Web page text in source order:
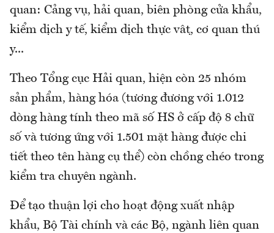
quan: Cảng vụ, hải quan, biên phòng cửa khẩu,
kiểm dịch y tế, kiểm dịch thực vật, cơ quan thú
y...
Theo Tổng cục Hải quan, hiện còn 25 nhóm
sản phẩm, hàng hóa (tương đương với 1.012
dòng hàng tính theo mã số HS ở cấp độ 8 chữ
số và tương ứng với 1.501 mặt hàng được chi
tiết theo tên hàng cụ thể) còn chồng chéo trong
kiểm tra chuyên ngành.
Để tạo thuận lợi cho hoạt động xuất nhập
khẩu, Bộ Tài chính và các Bộ, ngành liên quan